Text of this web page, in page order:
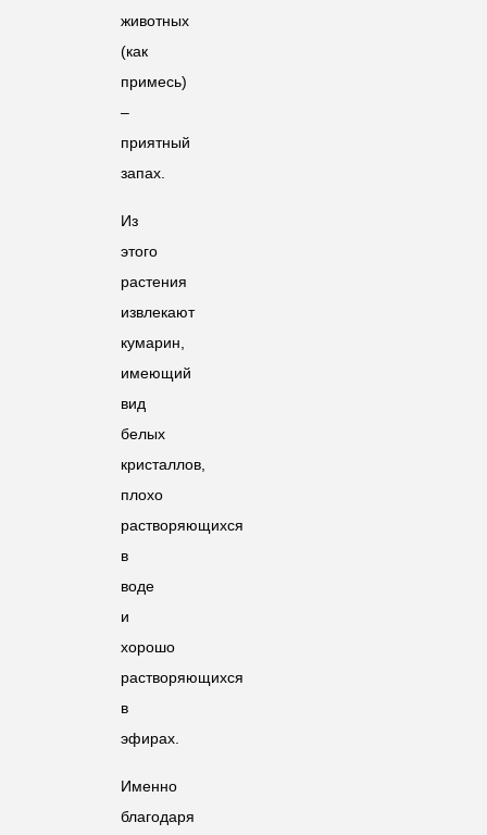
животных
(как
примесь)
–
приятный
запах.
Из
этого
растения
извлекают
кумарин,
имеющий
вид
белых
кристаллов,
плохо
растворяющихся
в
воде
и
хорошо
растворяющихся
в
эфирах.
Именно
благодаря